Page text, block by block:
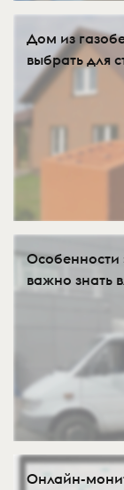
Дом из
выбрать для
Особенности
важно знать
Онлайн-